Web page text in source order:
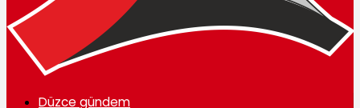
Düzce gündem